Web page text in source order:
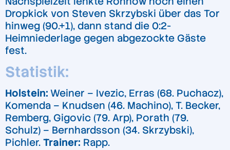
Dropkick von Steven Skrzybski über das Tor
hinweg (90.+1), dann stand die 0:2-
Heimniederlage gegen abgezockte Gäste
fest.
Statistik:
Holstein: Weiner – Ivezic, Erras (68. Puchacz),
Komenda – Knudsen (46. Machino), T. Becker,
Remberg, Gigovic (79. Arp), Porath (79.
Schulz) – Bernhardsson (34. Skrzybski),
Pichler. Trainer: Rapp.